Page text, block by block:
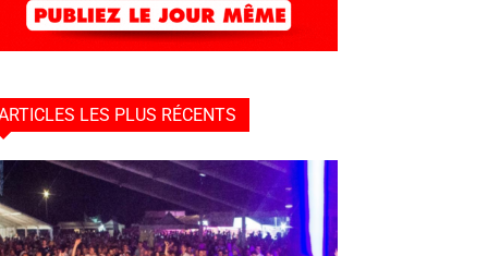
LES PLUS RÉCENTS